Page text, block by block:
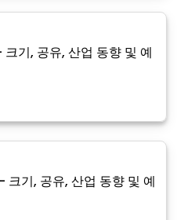
기, 공유, 산업 동향 및 예
기, 공유, 산업 동향 및 예